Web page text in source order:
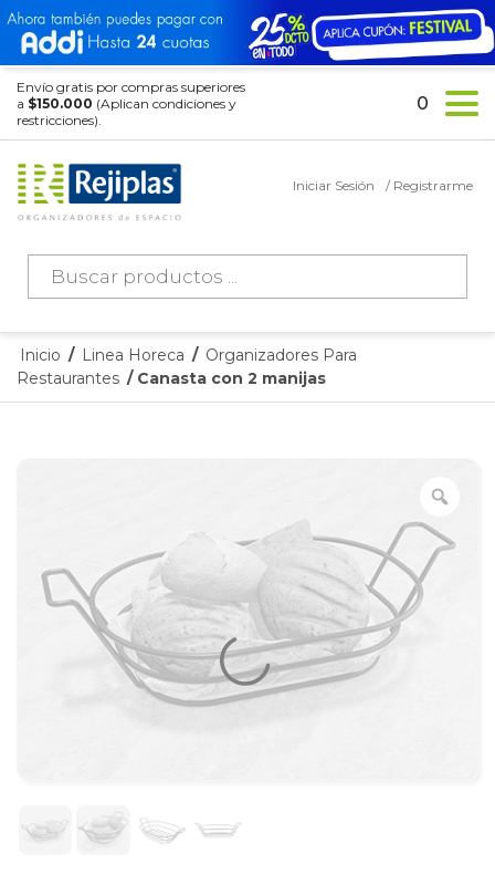
Envío gratis por compras superiores
a $150.000 (Aplican condiciones y
restricciones).
Búsqueda
productos
Iniciar Sesión / Registrarme
0
Inicio / Linea Horeca / Organizadores Para
Restaurantes / Canasta con 2 manijas